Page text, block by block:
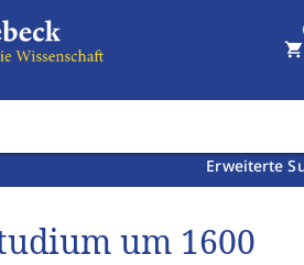
Erweiterte
shopping_cart
um 1600